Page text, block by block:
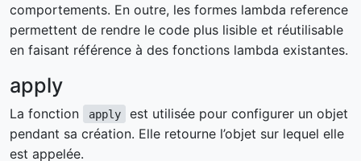
comportements. En outre, les formes lambda reference
permettent de rendre le code plus lisible et réutilisable
en faisant référence à des fonctions lambda existantes.
apply
La fonction apply
est utilisée pour configurer un objet
pendant sa création. Elle retourne l’objet sur lequel elle
est appelée.